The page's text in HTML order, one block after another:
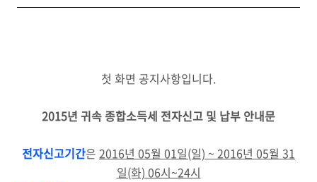
첫 화면 공지사항입니다.
2015년 귀속 종합소득세 전자신고 및 납부 안내문
전자신고기간은 2016년 05월 01일(일) ~ 2016년 05월 31
일(화) 06시~24시